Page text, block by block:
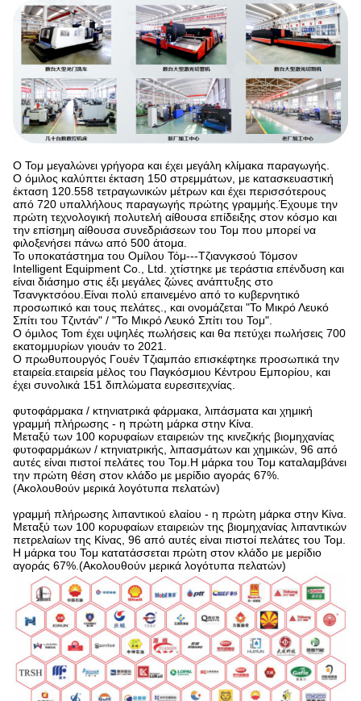
Ο Τομ μεγαλώνει γρήγορα και έχει μεγάλη κλίμακα παραγωγής.
Ο όμιλος καλύπτει έκταση 150 στρεμμάτων, με κατασκευαστική
έκταση 120.558 τετραγωνικών μέτρων και έχει περισσότερους
από 720 υπαλλήλους παραγωγής πρώτης γραμμής.Έχουμε την
πρώτη τεχνολογική πολυτελή αίθουσα επίδειξης στον κόσμο και
την επίσημη αίθουσα συνεδριάσεων του Τομ που μπορεί να
φιλοξενήσει πάνω από 500 άτομα.
Το υποκατάστημα του Ομίλου Τόμ---Τζιανγκσού Τόμσον
Intelligent Equipment Co., Ltd. χτίστηκε με τεράστια επένδυση και
είναι διάσημο στις έξι μεγάλες ζώνες ανάπτυξης στο
Τσανγκτσόου.Είναι πολύ επαινεμένο από το κυβερνητικό
προσωπικό και τους πελάτες., και ονομάζεται "Το Μικρό Λευκό
Σπίτι του Τζιντάν" / "Το Μικρό Λευκό Σπίτι του Τομ".
Ο όμιλος Tom έχει υψηλές πωλήσεις και θα πετύχει πωλήσεις 700
εκατομμυρίων γιουάν το 2021.
Ο πρωθυπουργός Γουέν Τζιαμπάο επισκέφτηκε προσωπικά την
εταιρεία.εταιρεία μέλος του Παγκόσμιου Κέντρου Εμπορίου, και
έχει συνολικά 151 διπλώματα ευρεσιτεχνίας.
φυτοφάρμακα / κτηνιατρικά φάρμακα, λιπάσματα και χημική
γραμμή πλήρωσης - η πρώτη μάρκα στην Κίνα.
Μεταξύ των 100 κορυφαίων εταιρειών της κινεζικής βιομηχανίας
φυτοφαρμάκων / κτηνιατρικής, λιπασμάτων και χημικών, 96 από
αυτές είναι πιστοί πελάτες του Τομ.Η μάρκα του Τομ καταλαμβάνει
την πρώτη θέση στον κλάδο με μερίδιο αγοράς 67%.
(Ακολουθούν μερικά λογότυπα πελατών)
γραμμή πλήρωσης λιπαντικού ελαίου - η πρώτη μάρκα στην Κίνα.
Μεταξύ των 100 κορυφαίων εταιρειών της βιομηχανίας λιπαντικών
πετρελαίων της Κίνας, 96 από αυτές είναι πιστοί πελάτες του Τομ.
Η μάρκα του Τομ κατατάσσεται πρώτη στον κλάδο με μερίδιο
αγοράς 67%.(Ακολουθούν μερικά λογότυπα πελατών)